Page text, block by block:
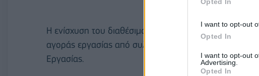
I want to opt-out
Opted In
I want to opt-out
Advertising.
Opted In
Η ενίσχυση του διαθέσιμου εισοδήματος των
αγοράς εργασίας από συλλογικές συμβάσεις, αποτελεί
Εργασίας.